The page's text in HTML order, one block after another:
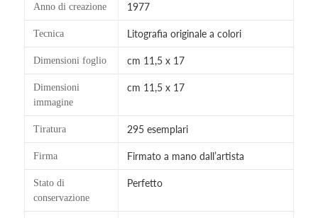
Anno di creazione 1977
Tecnica Litografia originale a colori
Dimensioni foglio cm 11,5 x 17
Dimensioni
immagine
cm 11,5 x 17
Tiratura 295 esemplari
Firma Firmato a mano dall’artista
Stato di
conservazione
Perfetto